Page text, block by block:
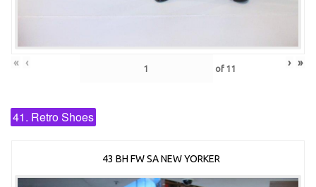
« ‹ of 11 › »
41. Retro Shoes
43 BH FW SA NEW YORKER